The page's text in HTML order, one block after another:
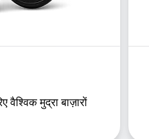
मुद्रा बाज़ारों